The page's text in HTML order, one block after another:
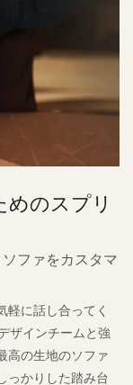
めのスプリ
ファをカスタマ
に話し合ってく
ザインチームと強
高の生地のソファ
っかりした踏み台